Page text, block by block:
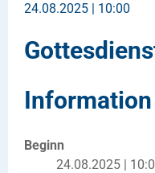
24.08.2025 | 10:00
Information
Beginn
24.08.2025 |